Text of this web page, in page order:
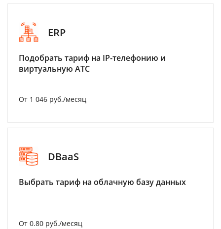
ERP
Подобрать тариф на IP-телефонию и
виртуальную АТС
От 1 046 руб./месяц
DBaaS
Выбрать тариф на облачную базу данных
От 0.80 руб./месяц